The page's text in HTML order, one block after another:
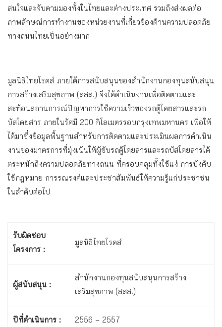
สนใจและจับตามมองทั้งในไทยและต่างประเทศ รวมถึงส่งผลต่อ
ภาพลักษณ์การทำงานของหน่วยงานที่เกี่ยวข้องด้านความปลอดภัย
ทางถนนไทยเป็นอย่างมาก
มูลนิธิไทยโรดส์ ภายใต้การสนับสนุนของสำนักงานกองทุนสนับสนุน
การสร้างเสริมสุขภาพ (สสส.) จึงได้ดำเนินงานเพื่อติดตามและ
สะท้อนสถานการณ์ปัญหาการใช้ความเร็วของรถตู้โดยสารและรถ
บัสโดยสาร ภายในรัศมี 200 กิโลเมตรรอบกรุงเทพมหานคร เพื่อให้
ได้มาซึ่งข้อมูลพื้นฐานสำหรับการติดตามและประเมินผลการดำเนิน
งานของมาตรการที่มุ่งเน้นให้ผู้ขับรถตู้โดยสารและรถบัสโดยสารได้
ตระหนักถึงความปลอดภัยทางถนน ที่ครอบคลุมทั้งใช้แง่ การบังคับ
ใช้กฎหมาย การรณรงค์และประชาสัมพันธ์ให้ความรู้แก่ประชาชน
ในลำดับต่อไป
รับผิดชอบ
โครงการ :
มูลนิธิไทยโรดส์
ผู้สนับสนุน :
สำนักงานกองทุนสนับสนุนการสร้าง
เสริมสุขภาพ (สสส.)
ปีที่ดำเนินการ : 2556 – 2557